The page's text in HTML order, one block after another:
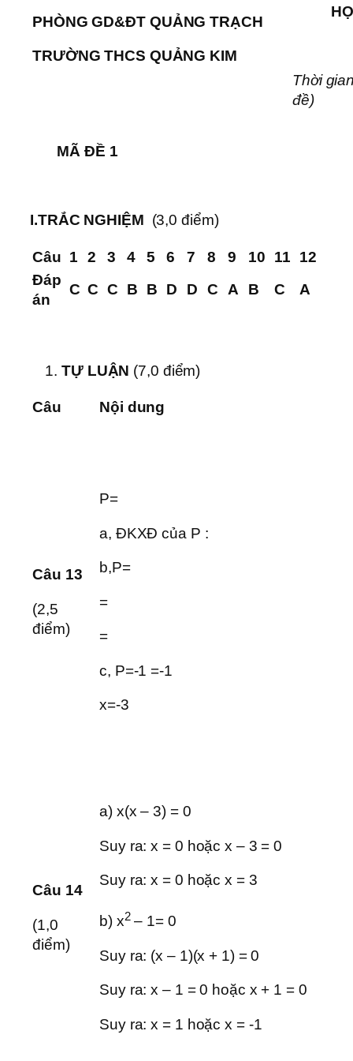
PHÒNG GD&ĐT QUẢNG TRẠCH
TRƯỜNG THCS QUẢNG KIM
HỌC
Thời
đề)
MÃ ĐỀ 1
I.TRẮC NGHIỆM (3,0 điểm)
Câu 1 2 3 4 5 6 7 8 9 10 11
12
Đáp
án
C C C B B D D C A B C A
TỰ LUẬN (7,0 điểm)
Câu Nội dung
Câu 13
(2,5
điểm)
P=
a, ĐKXĐ của P :
b,P=
=
=
c, P=-1 =-1
x=-3
Câu 14
(1,0
điểm)
a) x(x – 3) = 0
Suy ra: x = 0 hoặc x – 3 = 0
Suy ra: x = 0 hoặc x = 3
b) x2– 1= 0
Suy ra: (x – 1)(x + 1) = 0
Suy ra: x – 1 = 0 hoặc x + 1 = 0
Suy ra: x = 1 hoặc x = -1